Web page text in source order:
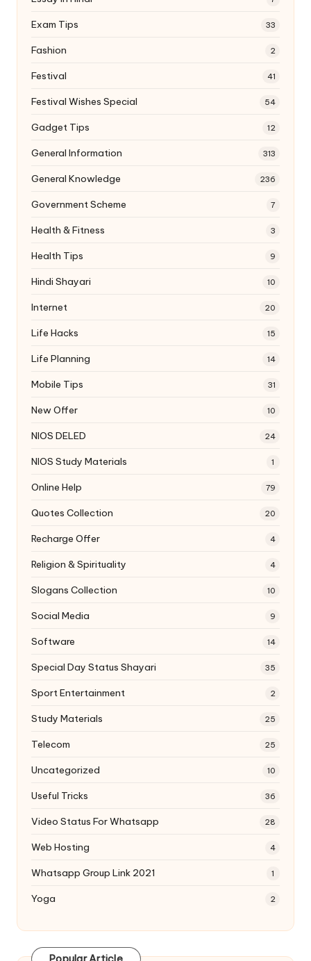
Exam Tips 33
Fashion 2
Festival 41
Festival Wishes Special 54
Gadget Tips 12
General Information 313
General Knowledge 236
Government Scheme 7
Health & Fitness 3
Health Tips 9
Hindi Shayari 10
Internet 20
Life Hacks 15
Life Planning 14
Mobile Tips 31
New Offer 10
NIOS DELED 24
NIOS Study Materials 1
Online Help 79
Quotes Collection 20
Recharge Offer 4
Religion & Spirituality 4
Slogans Collection 10
Social Media 9
Software 14
Special Day Status Shayari 35
Sport Entertainment 2
Study Materials 25
Telecom 25
Uncategorized 10
Useful Tricks 36
Video Status For Whatsapp 28
Web Hosting 4
Whatsapp Group Link 2021 1
Yoga 2